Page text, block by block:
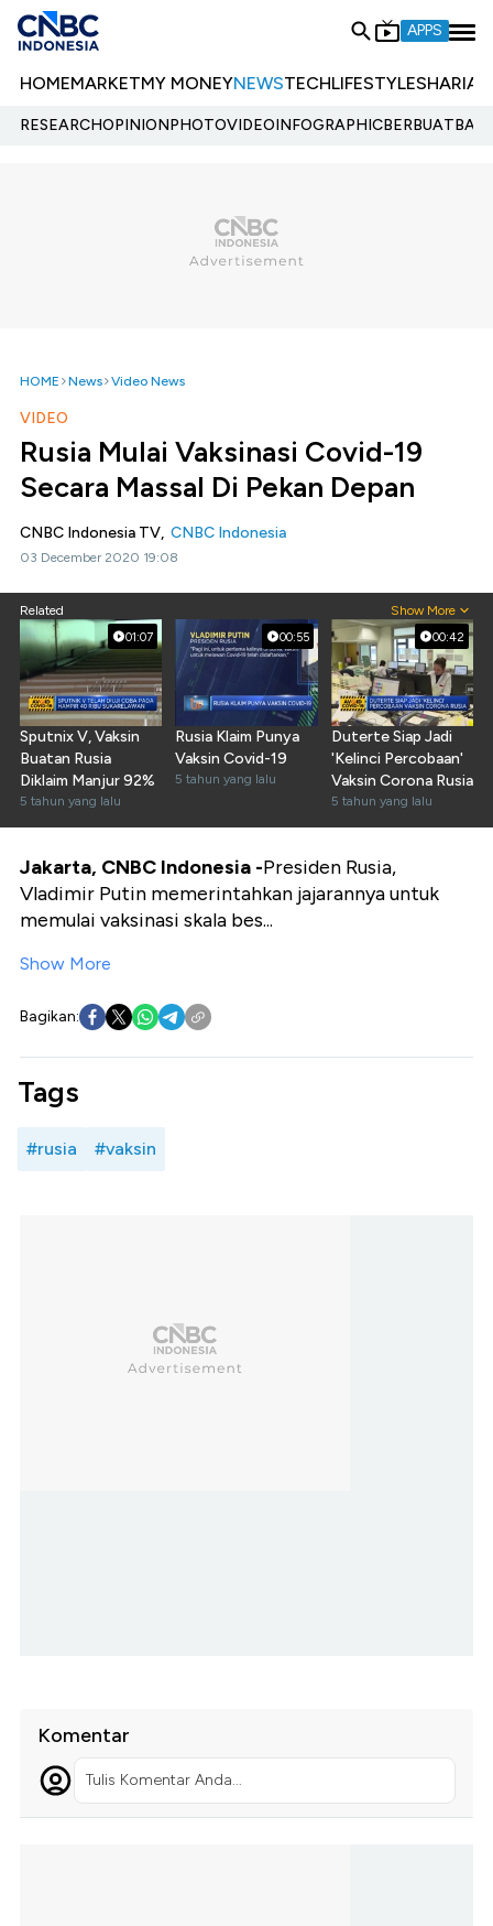
APPS
HOMEMARKETMY MONEYNEWSTECHLIFESTYLESHARIA
RESEARCHOPINIONPHOTOVIDEOINFOGRAPHIC
HOME News Video News
VIDEO
Rusia Mulai Vaksinasi Covid-19
Secara Massal Di Pekan Depan
CNBC Indonesia TV, CNBC Indonesia
03 December 2020 19:08
Related Show More
01:07
Sputnix V, Vaksin
Buatan Rusia
Diklaim Manjur 92%
5 tahun yang lalu
00:55
Rusia Klaim Punya
Vaksin Covid-19
5 tahun yang lalu
00:42
Duterte Siap Jadi
'Kelinci Percobaan'
Vaksin Corona Rusia
5 tahun yang lalu
Jakarta, CNBC Indonesia -Presiden Rusia,
Vladimir Putin memerintahkan jajarannya untuk
memulai vaksinasi skala bes...
Show More
Bagikan:
Tags
#rusia #vaksin
Komentar
Tulis Komentar Anda...